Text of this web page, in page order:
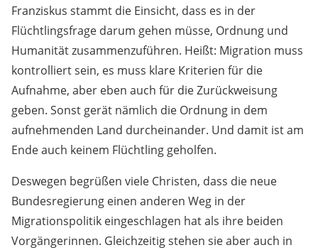
Franziskus stammt die Einsicht, dass es in der
Flüchtlingsfrage darum gehen müsse, Ordnung und
Humanität zusammenzuführen. Heißt: Migration muss
kontrolliert sein, es muss klare Kriterien für die
Aufnahme, aber eben auch für die Zurückweisung
geben. Sonst gerät nämlich die Ordnung in dem
aufnehmenden Land durcheinander. Und damit ist am
Ende auch keinem Flüchtling geholfen.
Deswegen begrüßen viele Christen, dass die neue
Bundesregierung einen anderen Weg in der
Migrationspolitik eingeschlagen hat als ihre beiden
Vorgängerinnen. Gleichzeitig stehen sie aber auch in